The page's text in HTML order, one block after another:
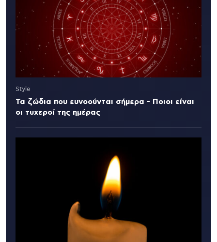
Style
Τα ζώδια που ευνοούνται σήμερα - Ποιοι είναι
οι τυχεροί της ημέρας